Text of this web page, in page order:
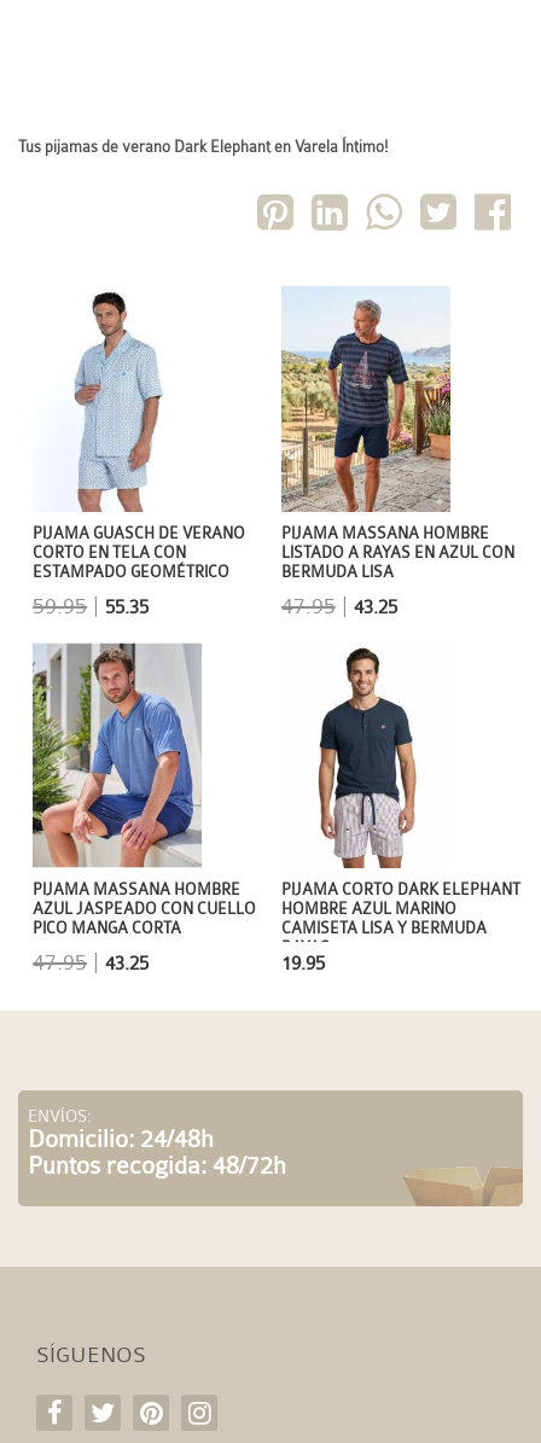
Tus pijamas de verano Dark Elephant en Varela Íntimo!
PIJAMA MASSANA HOMBRE
LISTADO A RAYAS EN AZUL CON
BERMUDA LISA
47.95| 43.25
PIJAMA GUASCH DE VERANO
CORTO EN TELA CON
ESTAMPADO GEOMÉTRICO
59.95 55.35
PIJAMA CORTO DARK ELEPHANT
HOMBRE AZUL MARINO
CAMISETA LISA Y BERMUDA
19.95
PIJAMA MASSANA HOMBRE
AZUL JASPEADO CON CUELLO
PICO MANGA CORTA
47.95 |43.25
ENVÍOS:
Domicilio: 24/48h
Puntos recogida: 48/72h
SÍGUENOS